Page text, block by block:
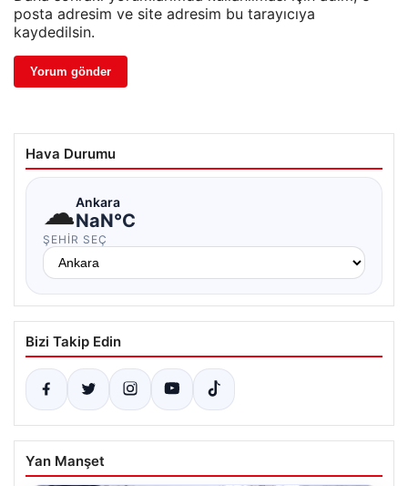
posta adresim ve site adresim bu tarayıcıya
kaydedilsin.
Hava Durumu
☁Ankara
NaN°C
ŞEHIR SEÇ
Bizi Takip Edin
Yan Manşet